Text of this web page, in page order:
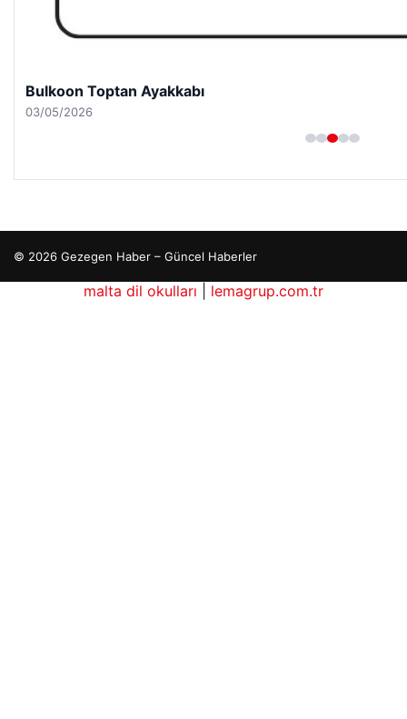
Bulkoon Toptan Ayakkabı
03/05/2026
© 2026 Gezegen Haber – Güncel Haberler
malta dil okulları
lemagrup.com.tr